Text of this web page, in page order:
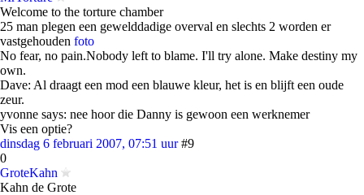
Welcome to the torture chamber
25 man plegen een gewelddadige overval en slechts 2 worden er
vastgehouden foto
No fear, no pain.Nobody left to blame. I'll try alone. Make destiny my
own.
Dave: Al draagt een mod een blauwe kleur, het is en blijft een oude
zeur.
yvonne says: nee hoor die Danny is gewoon een werknemer
Vis een optie?
dinsdag 6 februari 2007, 07:51 uur #9
0
GroteKahn
Kahn de Grote